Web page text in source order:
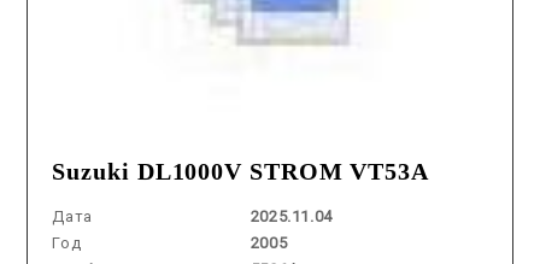
Suzuki DL1000V STROM VT53A
Дата
2025.11.04
Год
2005